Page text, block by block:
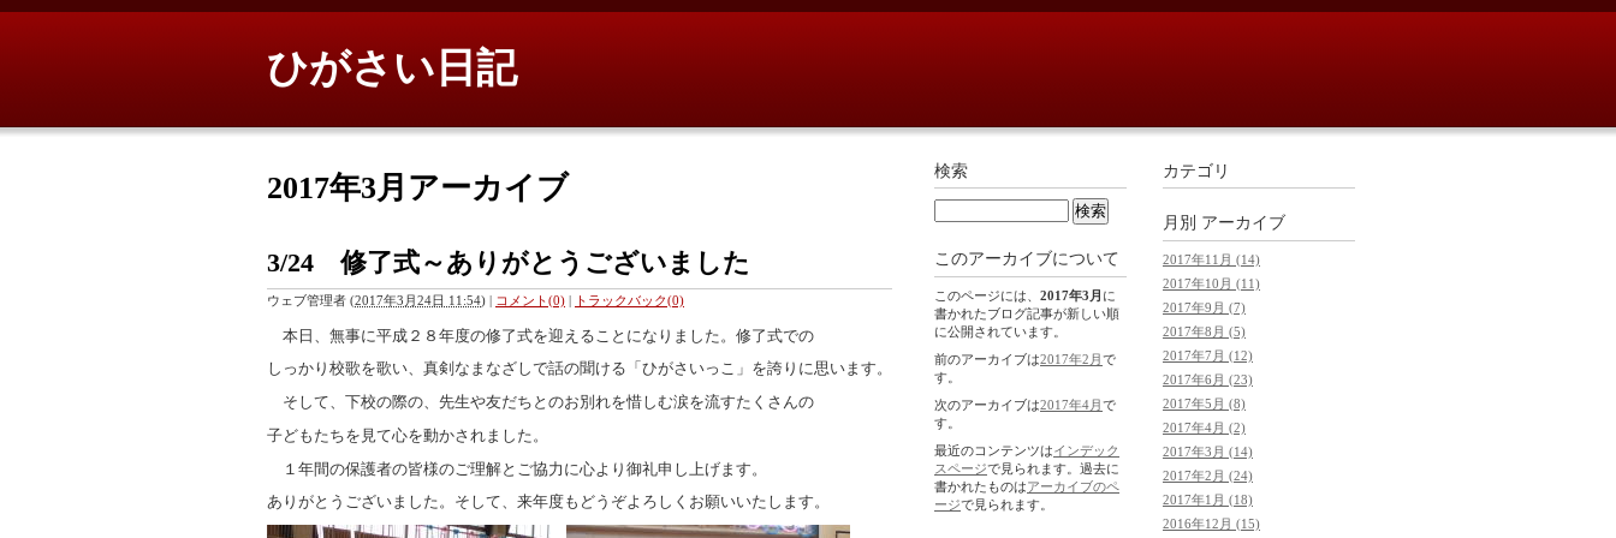
ひがさい日記
2017年3月アーカイブ
3/24 修了式～ありがとうございました
ウェブ管理者 (2017年3月24日 11:54) | コメント(0) | トラックバック(0)
本日、無事に平成２８年度の修了式を迎えることになりました。修了式での
しっかり校歌を歌い、真剣なまなざしで話の聞ける「ひがさいっこ」を誇りに思います。
そして、下校の際の、先生や友だちとのお別れを惜しむ涙を流すたくさんの
子どもたちを見て心を動かされました。
１年間の保護者の皆様のご理解とご協力に心より御礼申し上げます。
ありがとうございました。そして、来年度もどうぞよろしくお願いいたします。
カテゴリ
月別 アーカイブ
2017年11月 (14)
2017年10月 (11)
2017年9月 (7)
2017年8月 (5)
2017年7月 (12)
2017年6月 (23)
2017年5月 (8)
2017年4月 (2)
2017年3月 (14)
2017年2月 (24)
2017年1月 (18)
2016年12月 (15)
検索
このアーカイブについて
このページには、 2017年3月 に
書かれたブログ記事が新しい順
に公開されています。
前のアーカイブは2017年2月で
す。
次のアーカイブは2017年4月で
す。
最近のコンテンツはインデック
スページで見られます。過去に
書かれたものはアーカイブのペ
ージで見られます。